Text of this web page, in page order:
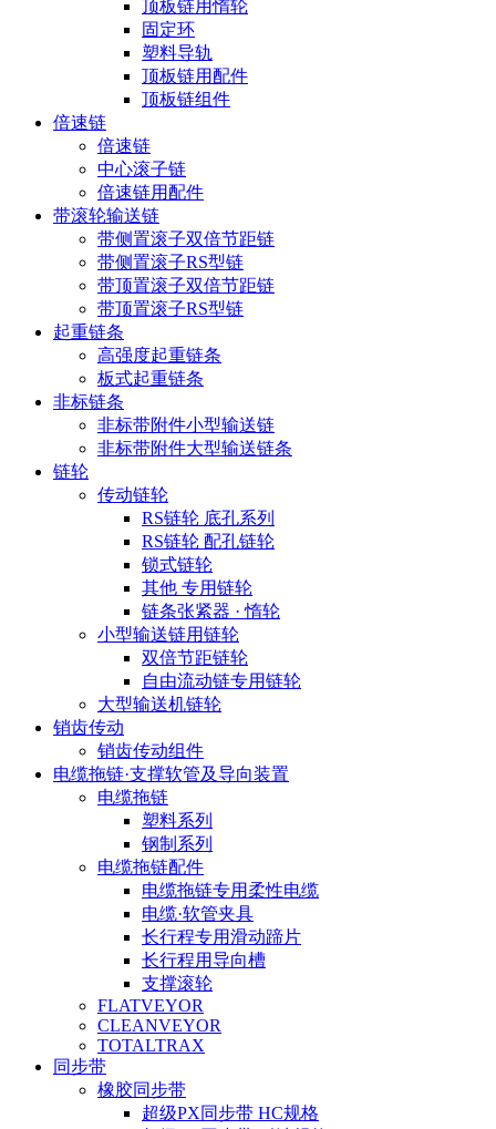
顶板链用惰轮
固定环
塑料导轨
顶板链用配件
顶板链组件
倍速链
倍速链
中心滚子链
倍速链用配件
带滚轮输送链
带侧置滚子双倍节距链
带侧置滚子RS型链
带顶置滚子双倍节距链
带顶置滚子RS型链
起重链条
高强度起重链条
板式起重链条
非标链条
非标带附件小型输送链
非标带附件大型输送链条
链轮
传动链轮
RS链轮 底孔系列
RS链轮 配孔链轮
锁式链轮
其他 专用链轮
链条张紧器 · 惰轮
小型输送链用链轮
双倍节距链轮
自由流动链专用链轮
大型输送机链轮
销齿传动
销齿传动组件
电缆拖链·支撑软管及导向装置
电缆拖链
塑料系列
钢制系列
电缆拖链配件
电缆拖链专用柔性电缆
电缆·软管夹具
长行程专用滑动蹄片
长行程用导向槽
支撑滚轮
FLATVEYOR
CLEANVEYOR
TOTALTRAX
同步带
橡胶同步带
超级PX同步带 HC规格